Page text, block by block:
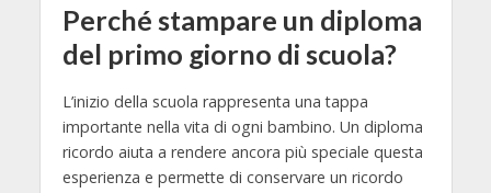
Perché stampare un diploma
del primo giorno di scuola?
L’inizio della scuola rappresenta una tappa
importante nella vita di ogni bambino. Un diploma
ricordo aiuta a rendere ancora più speciale questa
esperienza e permette di conservare un ricordo